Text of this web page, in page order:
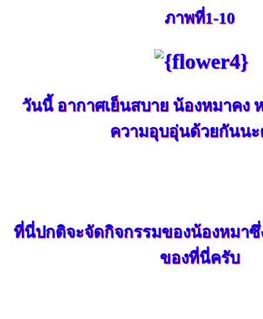
ภาพที่1-10
วันนี้ อากาศเย็นสบาย น้องหมาคง
ความอุบอุ่นด้วยกันนะ
ที่นี่ปกติจะจัดกิจกรรมของน้องหมา
ของที่นี่ครับ